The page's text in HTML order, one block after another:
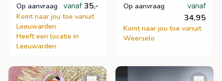
op aanvraag
vanaf 35,-
Komt naar jou toe vanuit
Leeuwarden
Heeft een locatie in
Leeuwarden
op aanvraag
vanaf
34,95
Komt naar jou toe vanuit
Weerselo